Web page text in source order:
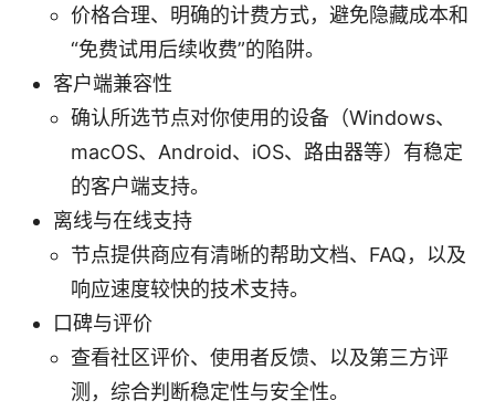
价格合理、明确的计费方式，避免隐藏成本和
“免费试用后续收费”的陷阱。
客户端兼容性
确认所选节点对你使用的设备（Windows、
macOS、Android、iOS、路由器等）有稳定
的客户端支持。
离线与在线支持
节点提供商应有清晰的帮助文档、FAQ，以及
响应速度较快的技术支持。
口碑与评价
查看社区评价、使用者反馈、以及第三方评
测，综合判断稳定性与安全性。